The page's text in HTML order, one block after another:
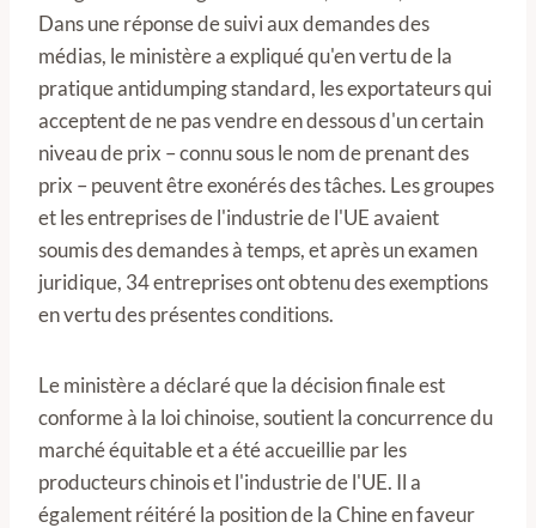
Dans une réponse de suivi aux demandes des
médias, le ministère a expliqué qu'en vertu de la
pratique antidumping standard, les exportateurs qui
acceptent de ne pas vendre en dessous d'un certain
niveau de prix – connu sous le nom de prenant des
prix – peuvent être exonérés des tâches. Les groupes
et les entreprises de l'industrie de l'UE avaient
soumis des demandes à temps, et après un examen
juridique, 34 entreprises ont obtenu des exemptions
en vertu des présentes conditions.
Le ministère a déclaré que la décision finale est
conforme à la loi chinoise, soutient la concurrence du
marché équitable et a été accueillie par les
producteurs chinois et l'industrie de l'UE. Il a
également réitéré la position de la Chine en faveur